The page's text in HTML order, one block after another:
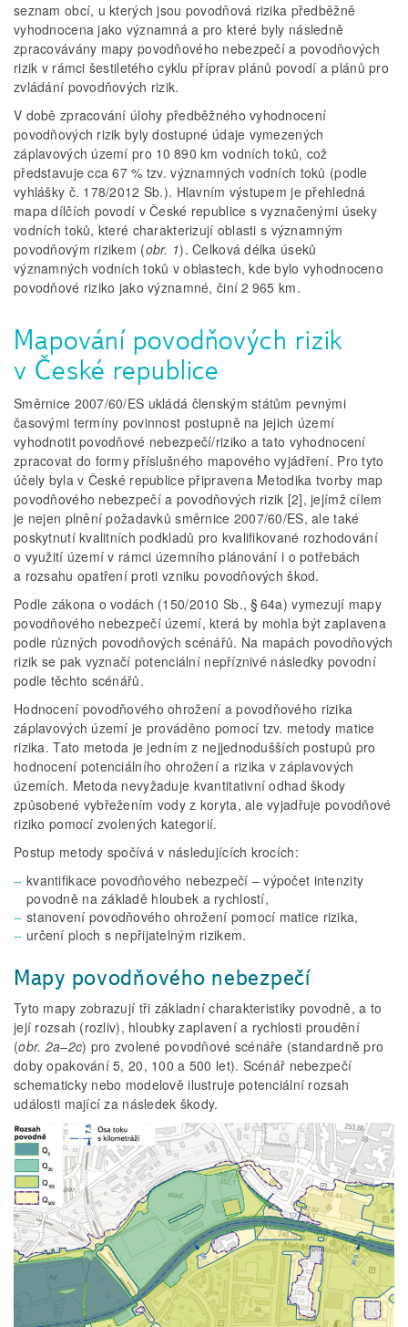
seznam obcí, u kterých jsou povodňová rizika předběžně
vyhodnocena jako významná a pro které byly následně
zpracovávány mapy povodňového nebezpečí a povodňových
rizik v rámci šestiletého cyklu příprav plánů povodí a plánů pro
zvládání povodňových rizik.
V době zpracování úlohy předběžného vyhodnocení
povodňových rizik byly dostupné údaje vymezených
záplavových území pro 10 890 km vodních toků, což
představuje cca 67 % tzv. významných vodních toků (podle
vyhlášky č. 178/2012 Sb.). Hlavním výstupem je přehledná
mapa dílčích povodí v České republice s vyznačenými úseky
vodních toků, které charakterizují oblasti s významným
povodňovým rizikem (obr. 1). Celková délka úseků
významných vodních toků v oblastech, kde bylo vyhodnoceno
povodňové riziko jako významné, činí 2 965 km.
Mapování povodňových rizik
v České republice
Směrnice 2007/60/ES ukládá členským státům pevnými
časovými termíny povinnost postupně na jejich území
vyhodnotit povodňové nebezpečí/riziko a tato vyhodnocení
zpracovat do formy příslušného mapového vyjádření. Pro tyto
účely byla v České republice připravena Metodika tvorby map
povodňového nebezpečí a povodňových rizik [2], jejímž cílem
je nejen plnění požadavků směrnice 2007/60/ES, ale také
poskytnutí kvalitních podkladů pro kvalifikované rozhodování
o využití území v rámci územního plánování i o potřebách
a rozsahu opatření proti vzniku povodňových škod.
Podle zákona o vodách (150/2010 Sb., § 64a) vymezují mapy
povodňového nebezpečí území, která by mohla být zaplavena
podle různých povodňových scénářů. Na mapách povodňových
rizik se pak vyznačí potenciální nepříznivé následky povodní
podle těchto scénářů.
Hodnocení povodňového ohrožení a povodňového rizika
záplavových území je prováděno pomocí tzv. metody matice
rizika. Tato metoda je jedním z nejjednodušších postupů pro
hodnocení potenciálního ohrožení a rizika v záplavových
územích. Metoda nevyžaduje kvantitativní odhad škody
způsobené vybřežením vody z koryta, ale vyjadřuje povodňové
riziko pomocí zvolených kategorií.
Postup metody spočívá v následujících krocích:
kvantifikace povodňového nebezpečí – výpočet intenzity
povodně na základě hloubek a rychlostí,
stanovení povodňového ohrožení pomocí matice rizika,
určení ploch s nepřijatelným rizikem.
Mapy povodňového nebezpečí
Tyto mapy zobrazují tři základní charakteristiky povodně, a to
její rozsah (rozliv), hloubky zaplavení a rychlosti proudění
(obr. 2a–2c) pro zvolené povodňové scénáře (standardně pro
doby opakování 5, 20, 100 a 500 let). Scénář nebezpečí
schematicky nebo modelově ilustruje potenciální rozsah
události mající za následek škody.